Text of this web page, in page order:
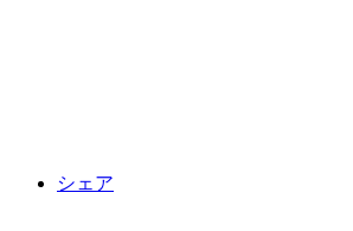
シェア